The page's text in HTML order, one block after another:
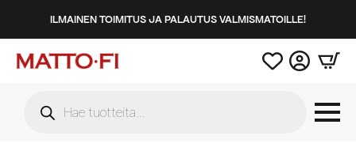
ILMAINEN TOIMITUS JA PALAUTUS VALMISMATOILLE!
search